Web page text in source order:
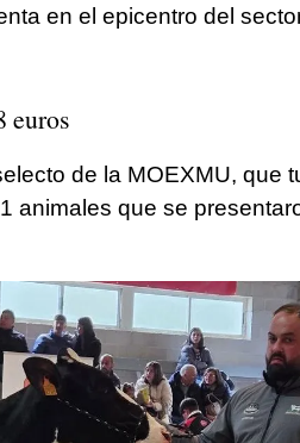
en el epicentro del
euros
de la MOEXMU, que
animales que se